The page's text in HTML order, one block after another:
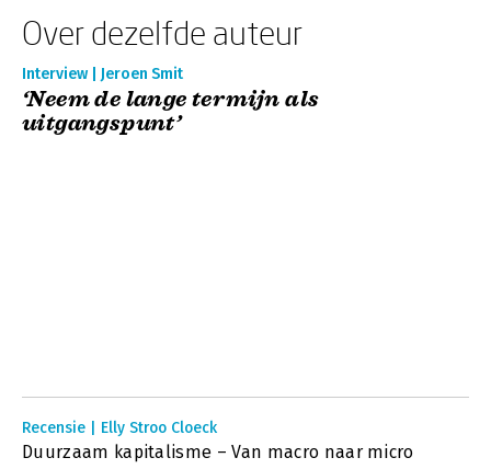
Over dezelfde auteur
Interview | Jeroen Smit
‘Neem de lange termijn als
uitgangspunt’
Recensie | Elly Stroo Cloeck
Duurzaam kapitalisme – Van macro naar micro